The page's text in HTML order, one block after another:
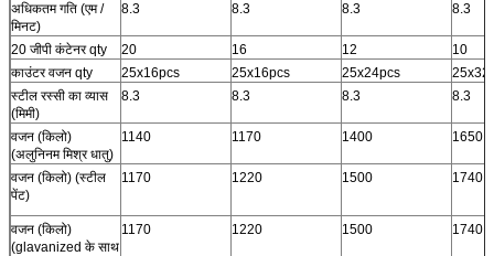
अधिकतम गति (एम /
मिनट)
8.3 8.3 8.3 8.3
20 जीपी कंटेनर qty 20 16 12
10
काउंटर वजन qty
25x16pcs 25x16pcs 25x24pcs
स्टील रस्सी का व्यास
(मिमी)
8.3 8.3 8.3 8.3
वजन (किलो)
(अलुनिनम मिश्र धातु)
1140 1170 1400 1650
वजन (किलो) (स्टील
पेंट)
1170 1220 1500 1740
वजन (किलो)
(glavanized के साथ
1170 1220 1500 1740